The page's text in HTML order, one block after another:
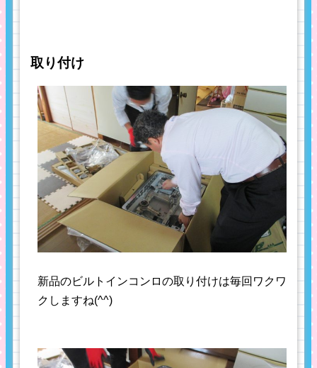
取り付け
新品のビルトインコンロの取り付けは毎回ワクワ
クしますね(^^)